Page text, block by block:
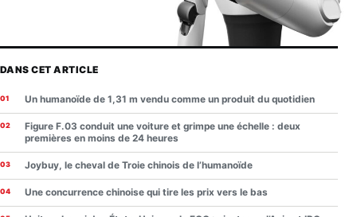
DANS CET ARTICLE
Un humanoïde de 1,31 m vendu comme un produit du quotidien
Figure F.03 conduit une voiture et grimpe une échelle : deux
premières en moins de 24 heures
Joybuy, le cheval de Troie chinois de l’humanoïde
Une concurrence chinoise qui tire les prix vers le bas